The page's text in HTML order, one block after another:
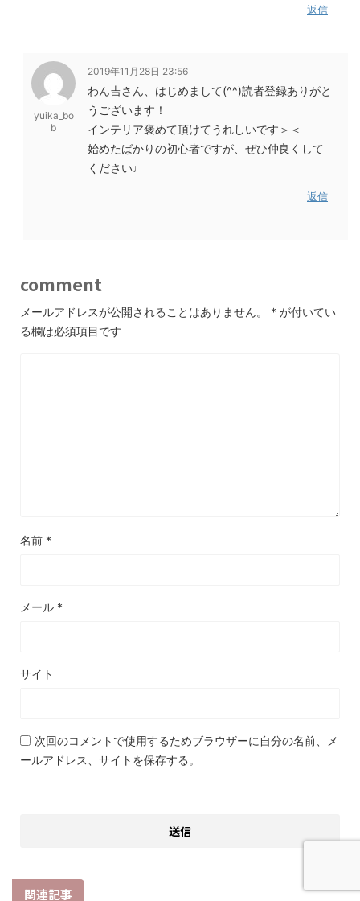
返信
yuika_bo
b
2019年11月28日 23:56
わん吉さん、はじめまして(^^)読者登録ありがと
うございます！
インテリア褒めて頂けてうれしいです＞＜
始めたばかりの初心者ですが、ぜひ仲良くして
ください♩
返信
comment
メールアドレスが公開されることはありません。 * が付いてい
る欄は必須項目です
名前 *
メール *
サイト
次回のコメントで使用するためブラウザーに自分の名前、メ
ールアドレス、サイトを保存する。
関連記事